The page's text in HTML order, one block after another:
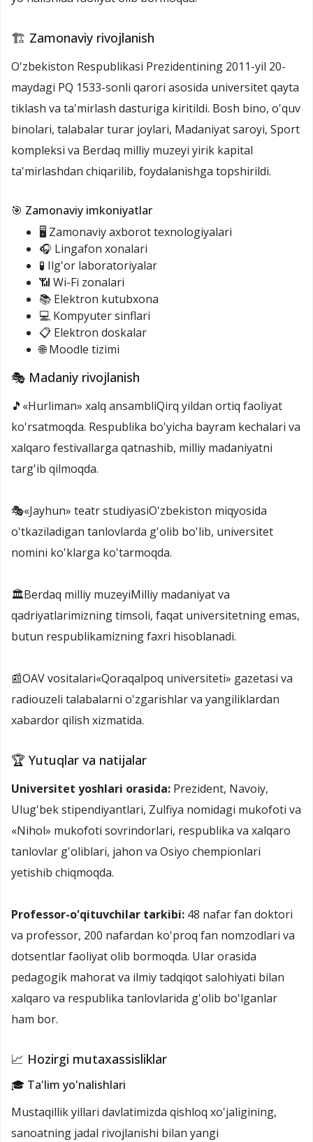
🏗️ Zamonaviy rivojlanish
O'zbekiston Respublikasi Prezidentining 2011-yil 20-
maydagi PQ 1533-sonli qarori asosida universitet qayta
tiklash va ta'mirlash dasturiga kiritildi. Bosh bino, o'quv
binolari, talabalar turar joylari, Madaniyat saroyi, Sport
kompleksi va Berdaq milliy muzeyi yirik kapital
ta'mirlashdan chiqarilib, foydalanishga topshirildi.
🎯 Zamonaviy imkoniyatlar
🖥️ Zamonaviy axborot texnologiyalari
🎧 Lingafon xonalari
🧪 Ilg'or laboratoriyalar
📶 Wi-Fi zonalari
📚 Elektron kutubxona
💻 Kompyuter sinflari
📋 Elektron doskalar
🌐 Moodle tizimi
🎭 Madaniy rivojlanish
🎵«Hurliman» xalq ansambliQirq yildan ortiq faoliyat
ko'rsatmoqda. Respublika bo'yicha bayram kechalari va
xalqaro festivallarga qatnashib, milliy madaniyatni
targ'ib qilmoqda.
🎭«Jayhun» teatr studiyasiO'zbekiston miqyosida
o'tkaziladigan tanlovlarda g'olib bo'lib, universitet
nomini ko'klarga ko'tarmoqda.
🏛️Berdaq milliy muzeyiMilliy madaniyat va
qadriyatlarimizning timsoli, faqat universitetning emas,
butun respublikamizning faxri hisoblanadi.
📰OAV vositalari«Qoraqalpoq universiteti» gazetasi va
radiouzeli talabalarni o'zgarishlar va yangiliklardan
xabardor qilish xizmatida.
🏆 Yutuqlar va natijalar
Universitet yoshlari orasida: Prezident, Navoiy,
Ulug'bek stipendiyantlari, Zulfiya nomidagi mukofoti va
«Nihol» mukofoti sovrindorlari, respublika va xalqaro
tanlovlar g'oliblari, jahon va Osiyo chempionlari
yetishib chiqmoqda.
Professor-o'qituvchilar tarkibi: 48 nafar fan doktori
va professor, 200 nafardan ko'proq fan nomzodlari va
dotsentlar faoliyat olib bormoqda. Ular orasida
pedagogik mahorat va ilmiy tadqiqot salohiyati bilan
xalqaro va respublika tanlovlarida g'olib bo'lganlar
ham bor.
📈 Hozirgi mutaxassisliklar
🎓 Ta'lim yo'nalishlari
Mustaqillik yillari davlatimizda qishloq xo'jaligining,
sanoatning jadal rivojlanishi bilan yangi